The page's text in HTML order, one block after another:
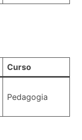
Curso
Pedagogia